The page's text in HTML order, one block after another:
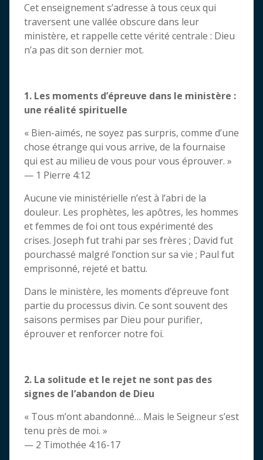
Cet enseignement s’adresse à tous ceux qui
traversent une vallée obscure dans leur
ministère, et rappelle cette vérité centrale : Dieu
n’a pas dit son dernier mot.
1. Les moments d’épreuve dans le ministère :
une réalité spirituelle
« Bien-aimés, ne soyez pas surpris, comme d’une
chose étrange qui vous arrive, de la fournaise
qui est au milieu de vous pour vous éprouver. »
— 1 Pierre 4:12
Aucune vie ministérielle n’est à l’abri de la
douleur. Les prophètes, les apôtres, les hommes
et femmes de foi ont tous expérimenté des
crises. Joseph fut trahi par ses frères ; David fut
pourchassé malgré l’onction sur sa vie ; Paul fut
emprisonné, rejeté et battu.
Dans le ministère, les moments d’épreuve font
partie du processus divin. Ce sont souvent des
saisons permises par Dieu pour purifier,
éprouver et renforcer notre foi.
2. La solitude et le rejet ne sont pas des
signes de l’abandon de Dieu
« Tous m’ont abandonné… Mais le Seigneur s’est
tenu près de moi. »
— 2 Timothée 4:16-17